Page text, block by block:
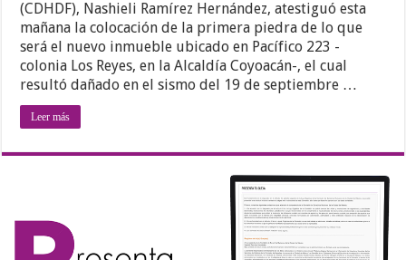
(CDHDF), Nashieli Ramírez Hernández, atestiguó esta
mañana la colocación de la primera piedra de lo que
será el nuevo inmueble ubicado en Pacífico 223 -
colonia Los Reyes, en la Alcaldía Coyoacán-, el cual
resultó dañado en el sismo del 19 de septiembre …
Leer más